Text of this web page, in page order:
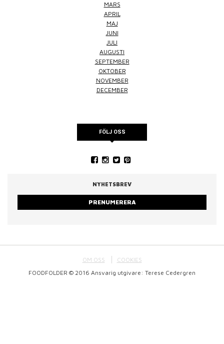
MARS
APRIL
MAJ
JUNI
JULI
AUGUSTI
SEPTEMBER
OKTOBER
NOVEMBER
DECEMBER
FÖLJ OSS
NYHETSBREV
PRENUMERERA
OM OSS
COOKIES
FOODFOLDER © 2016 Ansvarig utgivare: Terese Cedergren